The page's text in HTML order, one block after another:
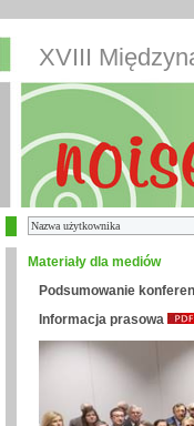
XVIII
Materiały dla mediów
Podsumowanie
Informacja prasowa